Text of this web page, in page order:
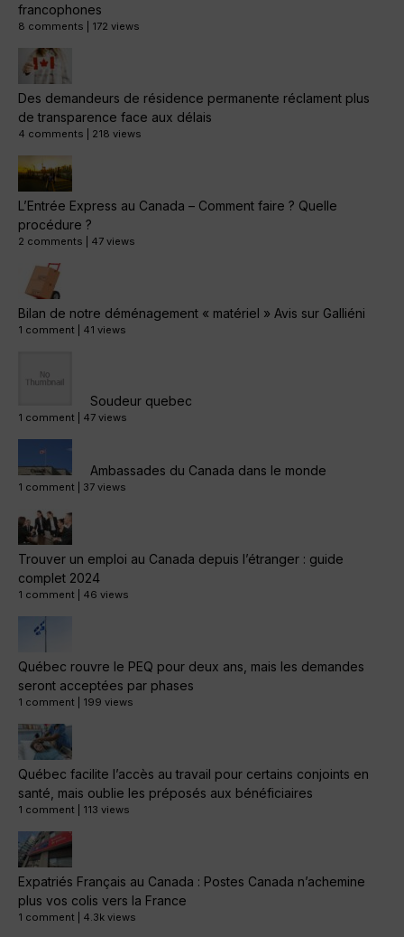
francophones
8 comments 172 views
Des demandeurs de résidence permanente réclament plus
de transparence face aux délais
4 comments 218 views
L’Entrée Express au Canada – Comment faire ? Quelle
procédure ?
2 comments 47 views
Bilan de notre déménagement « matériel » Avis sur Galliéni
1 comment 41 views
Soudeur quebec
1 comment 47 views
Ambassades du Canada dans le monde
1 comment 37 views
Trouver un emploi au Canada depuis l’étranger : guide
complet 2024
1 comment 46 views
Québec rouvre le PEQ pour deux ans, mais les demandes
seront acceptées par phases
1 comment 199 views
Québec facilite l’accès au travail pour certains conjoints en
santé, mais oublie les préposés aux bénéficiaires
1 comment 113 views
Expatriés Français au Canada : Postes Canada n’achemine
plus vos colis vers la France
1 comment 4.3k views